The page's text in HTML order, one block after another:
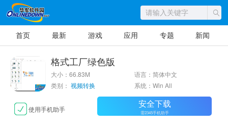
首页 最新 游戏 应用 专题 新闻
格式工厂绿色版
大小：66.83M
语言：简体中文
类别： 视频转换 系统：Win All
使用手机助手 安全下载
需2345手机助手